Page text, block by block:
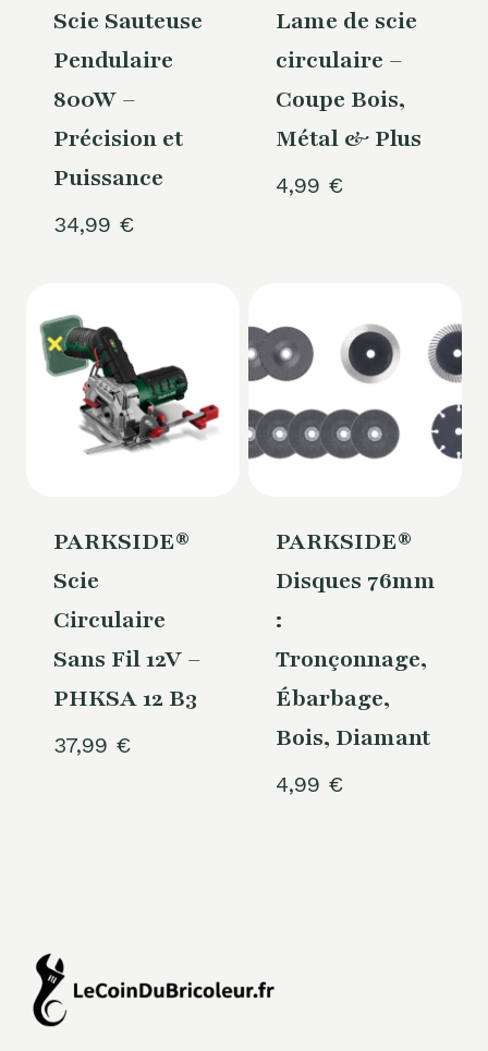
Scie Sauteuse
Pendulaire
800W –
Précision et
Puissance
34,99 €
Lame de scie
circulaire –
Coupe Bois,
Métal & Plus
4,99 €
PARKSIDE®
Scie
Circulaire
Sans Fil 12V –
PHKSA 12 B3
37,99 €
PARKSIDE®
Disques 76mm
:
Tronçonnage,
Ébarbage,
Bois, Diamant
4,99 €